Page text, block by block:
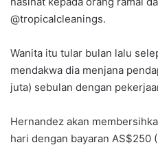
@tropicalcleanings.
Wanita itu tular bulan lalu
mendakwa dia menjana
juta) sebulan dengan
Hernandez akan
hari dengan bayaran AS$250